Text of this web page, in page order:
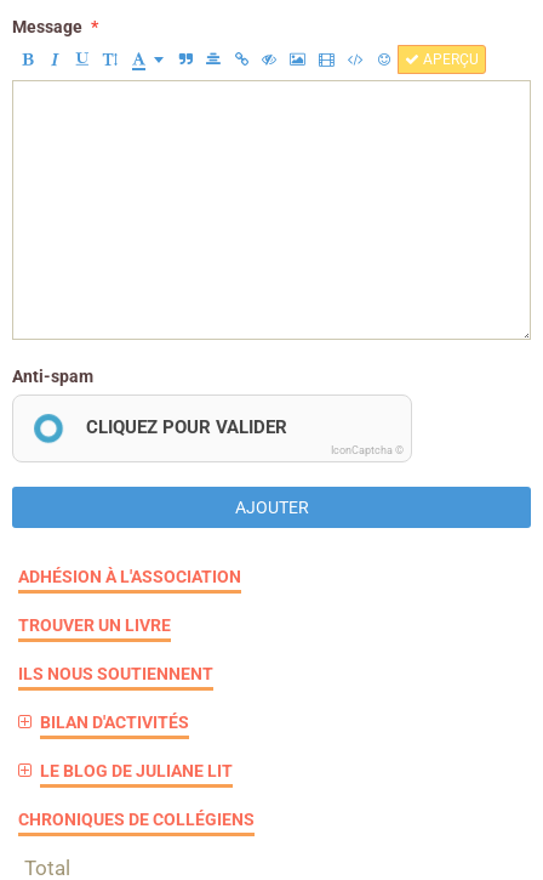
Message
APERÇU
Anti-spam
CLIQUEZ POUR VALIDER
IconCaptcha ©
AJOUTER
ADHÉSION À L'ASSOCIATION
TROUVER UN LIVRE
ILS NOUS SOUTIENNENT
BILAN D'ACTIVITÉS
LE BLOG DE JULIANE LIT
CHRONIQUES DE COLLÉGIENS
Total